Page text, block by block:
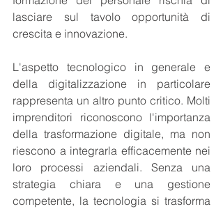
lasciare sul tavolo opportunità di
crescita e innovazione.
L'aspetto tecnologico in generale e
della digitalizzazione in particolare
rappresenta un altro punto critico. Molti
imprenditori riconoscono l'importanza
della trasformazione digitale, ma non
riescono a integrarla efficacemente nei
loro processi aziendali. Senza una
strategia chiara e una gestione
competente, la tecnologia si trasforma